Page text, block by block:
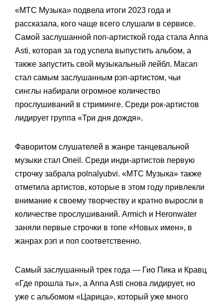
«МТС Музыка» подвела итоги 2023 года и
рассказала, кого чаще всего слушали в сервисе.
Самой заслушанной поп-артисткой года стала Anna
Asti, которая за год успела выпустить альбом, а
также запустить свой музыкальный лейбл. Macan
стал самым заслушанным рэп-артистом, чьи
синглы набирали огромное количество
прослушиваний в стриминге. Среди рок-артистов
лидирует группа «Три дня дождя».
Фаворитом слушателей в жанре танцевальной
музыки стал Oneil. Среди инди-артистов первую
строчку забрала polnalyubvi. «МТС Музыка» также
отметила артистов, которые в этом году привлекли
внимание к своему творчеству и кратно выросли в
количестве прослушиваний. Armich и Heronwater
заняли первые строчки в топе «Новых имен», в
жанрах рэп и поп соответственно.
Самый заслушанный трек года — Гио Пика и Кравц
«Где прошла ты», а Anna Asti снова лидирует, но
уже с альбомом «Царица», который уже много